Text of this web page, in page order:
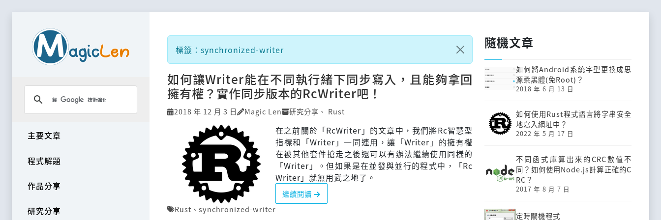
主要文章
程式解題
作品分享
研究分享
標籤：synchronized-writer
如何讓Writer能在不同執行緒下同步寫入，且能夠拿回
擁有權？實作同步版本的RcWriter吧！
2018 年 12 月 3 日 Magic Len 研究分享 、 Rust
在之前關於「RcWriter」的文章中，我們將Rc智慧型
指標和「Writer」一同連用，讓「Writer」的擁有權
在被其他套件搶走之後還可以有辦法繼續使用同樣的
「Writer」。但如果是在並發與並行的程式中，「Rc
Writer」就無用武之地了。
繼續閱讀
Rust 、 synchronized-writer
隨機文章
如何將Android系統字型更換成思
源柔黑體(免Root)？
2018 年 6 月 13 日
如何使用Rust程式語言將字串安全
地寫入網址中？
2022 年 5 月 17 日
不同函式庫算出來的CRC數值不
同？如何使用Node.js計算正確的C
RC？
2017 年 8 月 7 日
定時關機程式